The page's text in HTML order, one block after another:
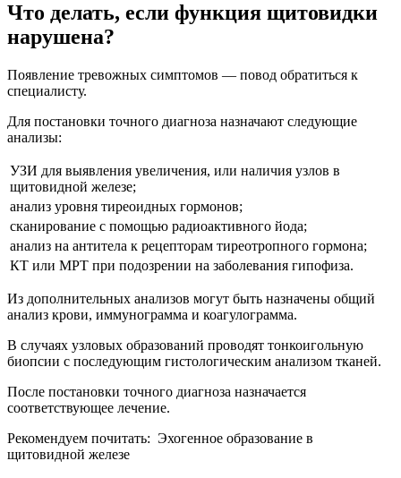
Что делать, если функция щитовидки
нарушена?
Появление тревожных симптомов — повод обратиться к
специалисту.
Для постановки точного диагноза назначают следующие
анализы:
УЗИ для выявления увеличения, или наличия узлов в
щитовидной железе;
анализ уровня тиреоидных гормонов;
сканирование с помощью радиоактивного йода;
анализ на антитела к рецепторам тиреотропного гормона;
КТ или МРТ при подозрении на заболевания гипофиза.
Из дополнительных анализов могут быть назначены общий
анализ крови, иммунограмма и коагулограмма.
В случаях узловых образований проводят тонкоигольную
биопсии с последующим гистологическим анализом тканей.
После постановки точного диагноза назначается
соответствующее лечение.
Рекомендуем почитать: Эхогенное образование в
щитовидной железе